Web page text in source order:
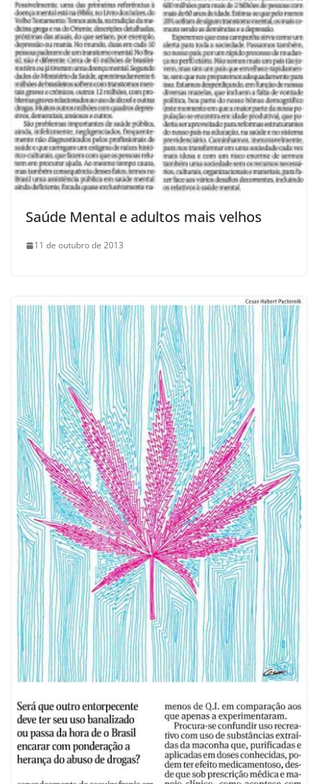
Saúde Mental e adultos mais velhos
11 de outubro de 2013